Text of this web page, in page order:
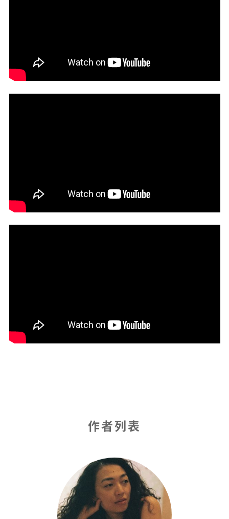
作者列表